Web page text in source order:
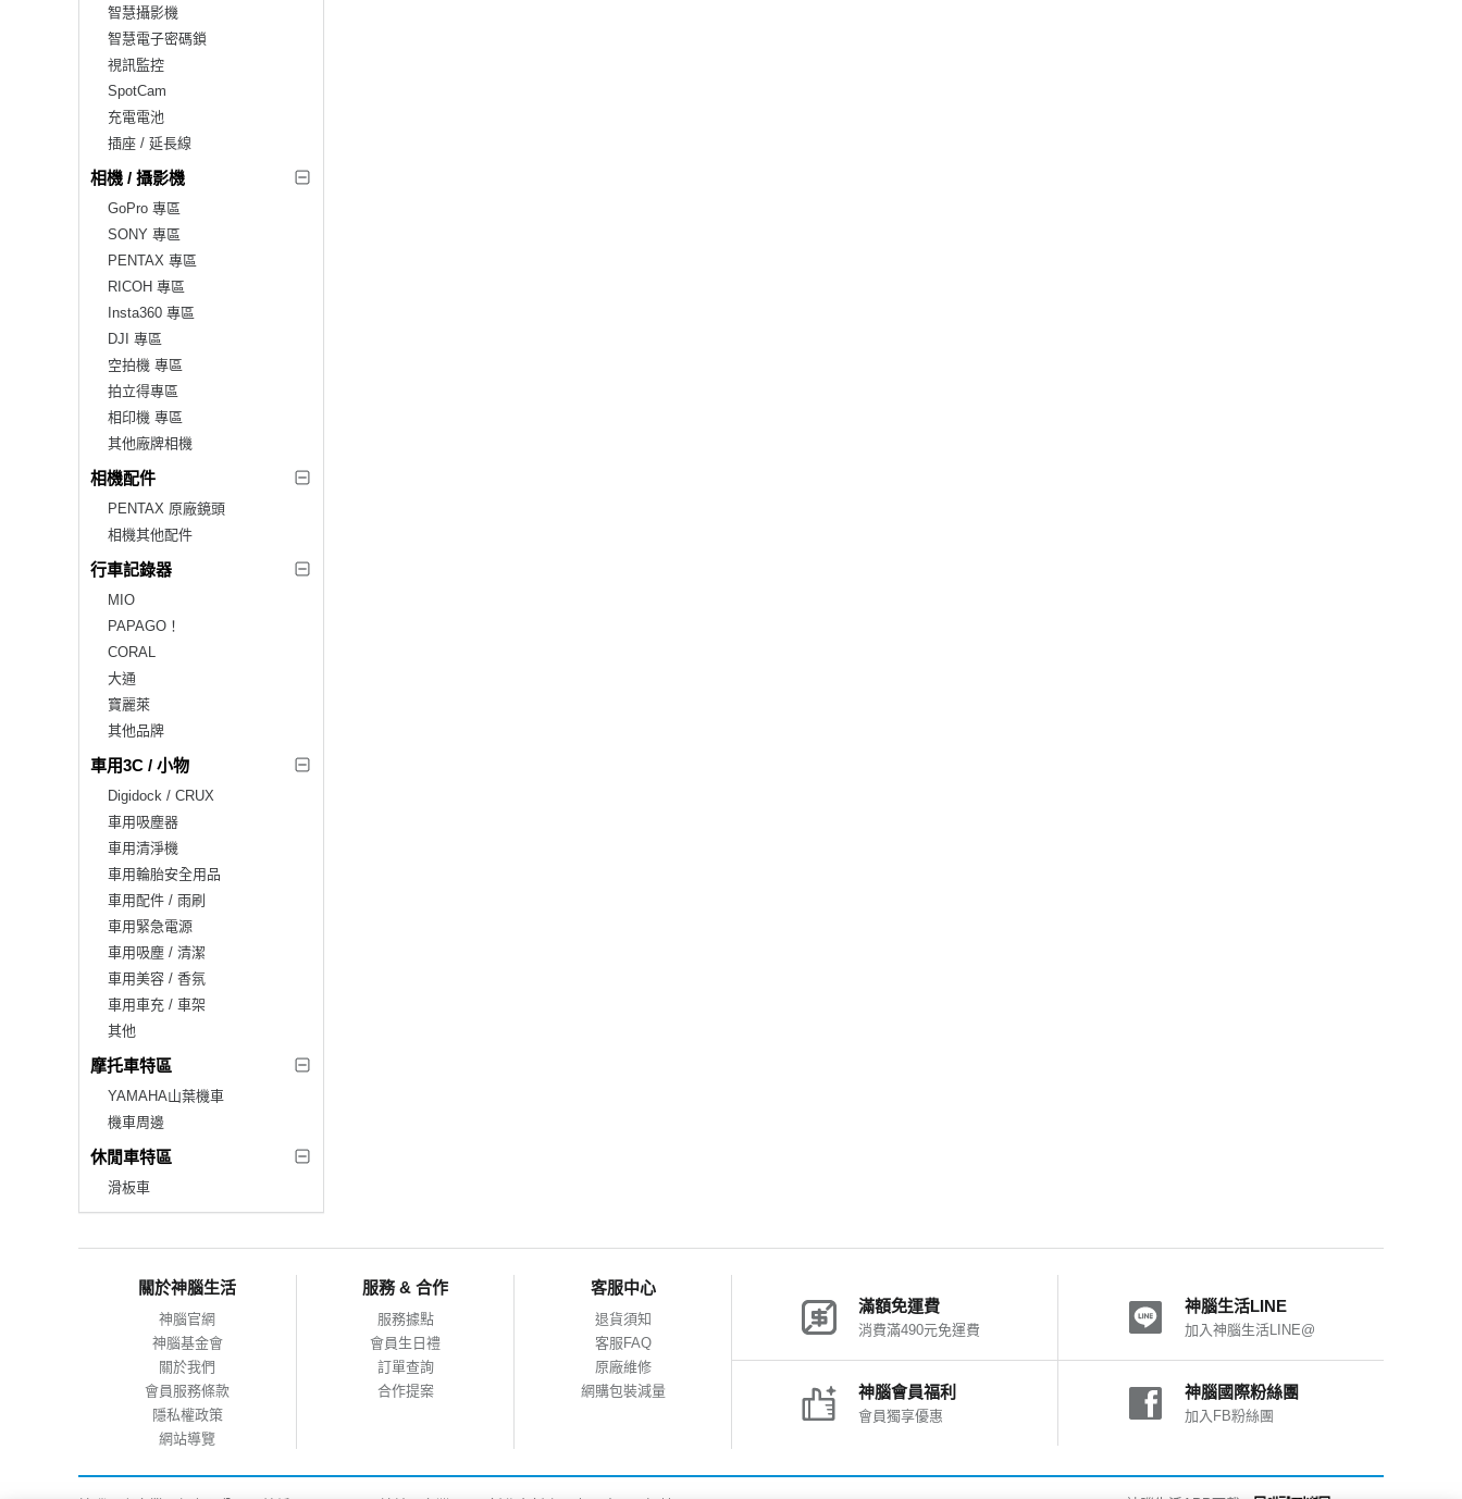
智慧攝影機
智慧電子密碼鎖
視訊監控
SpotCam
充電電池
插座 / 延長線
相機 / 攝影機
GoPro 專區
SONY 專區
PENTAX 專區
RICOH 專區
Insta360 專區
DJI 專區
空拍機 專區
拍立得專區
相印機 專區
其他廠牌相機
相機配件
PENTAX 原廠鏡頭
相機其他配件
行車記錄器
MIO
PAPAGO！
CORAL
大通
寶麗萊
其他品牌
車用3C / 小物
Digidock / CRUX
車用吸塵器
車用清淨機
車用輪胎安全用品
車用配件 / 雨刷
車用緊急電源
車用吸塵 / 清潔
車用美容 / 香氛
車用車充 / 車架
其他
摩托車特區
YAMAHA山葉機車
機車周邊
休閒車特區
滑板車
關於神腦生活
神腦官網
神腦基金會
關於我們
會員服務條款
隱私權政策
網站導覽
服務 & 合作
服務據點
會員生日禮
訂單查詢
合作提案
客服中心
退貨須知
客服FAQ
原廠維修
網購包裝減量
滿額免運費
消費滿490元免運費
神腦生活LINE
加入神腦生活LINE@
神腦會員福利
會員獨享優惠
神腦國際粉絲團
加入FB粉絲團